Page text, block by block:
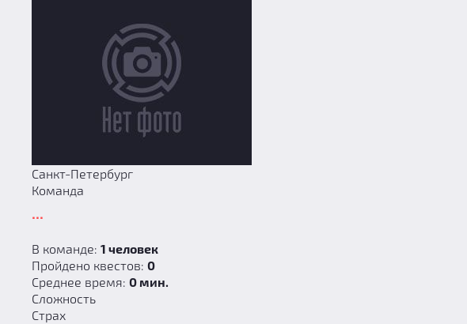
Санкт-Петербург
Команда
...
В команде: 1 человек
Пройдено квестов: 0
Среднее время: 0 мин.
Сложность
Страх